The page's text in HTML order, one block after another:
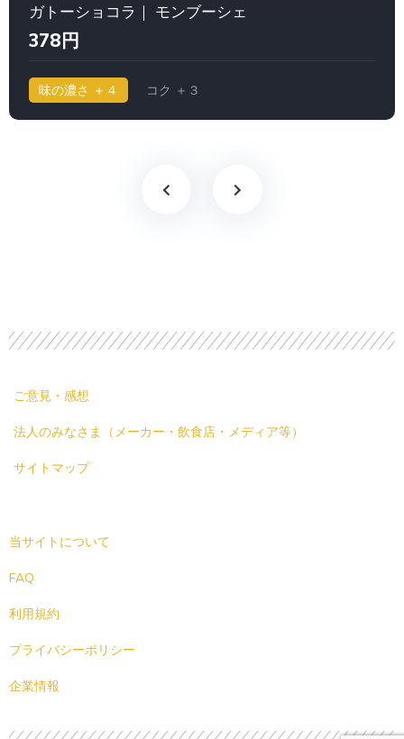
ガトーショコラ｜ モンブーシェ
378円
味の濃さ ＋４ コク ＋３
ご意見・感想
法人のみなさま（メーカー・飲食店・メディア等）
サイトマップ
当サイトについて
FAQ
利用規約
プライバシーポリシー
企業情報